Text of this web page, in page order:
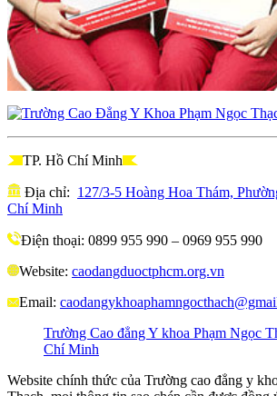
TP. Hồ Chí Minh
Địa chỉ: 127/3-5 Hoàng Hoa Thám,
Chí Minh
Điện thoại: 0899 955 990 – 0969 955 990
Website: caodangduoctphcm.org.vn
Email:
Trường Cao đẳng Y khoa Phạm Ngọc
Chí Minh
Website chính thức của Trường cao đẳng y